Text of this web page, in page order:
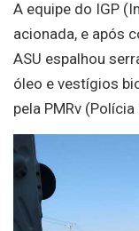
A equipe do IGP
acionada, e após
ASU espalhou
óleo e vestígios
pela PMRv